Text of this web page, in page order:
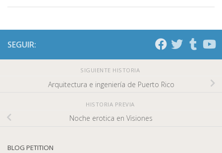
SEGUIR:
SIGUIENTE HISTORIA
Arquitectura e ingeniería de Puerto Rico
HISTORIA PREVIA
Noche erotica en Visiones
BLOG PETITION